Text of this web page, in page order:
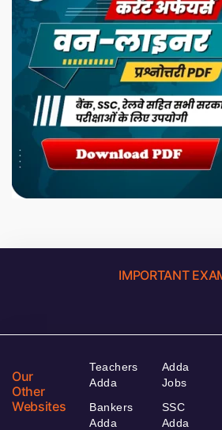
IMPORTANT
Our
Other
Websites
Teachers
Adda
Bankers
Adda
Adda
Jobs
SSC
Adda